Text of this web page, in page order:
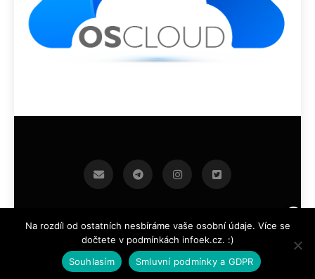
infoek.cz 2026.Developed By BlazeThemes .
Na rozdíl od ostatních nesbíráme vaše osobní údaje. Více se
dočtete v podmínkách infoek.cz. :)
Souhlasím
Smluvní podmínky a GDPR